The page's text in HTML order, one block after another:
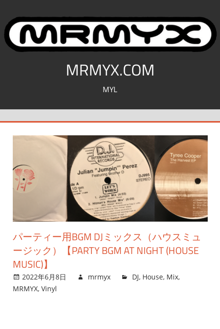
テ
ッ
MRMYX.COM
MYL
パーティー用BGM DJミックス（ハウスミュ
ージック）【PARTY BGM AT NIGHT (HOUSE
MUSIC)】
2022年6月8日 mrmyx DJ, House, Mix,
MRMYX, Vinyl